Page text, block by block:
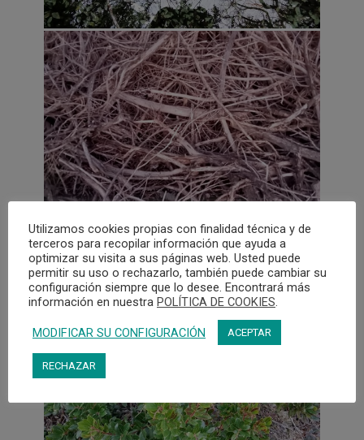
Utilizamos cookies propias con finalidad técnica y de
terceros para recopilar información que ayuda a
optimizar su visita a sus páginas web. Usted puede
permitir su uso o rechazarlo, también puede cambiar su
configuración siempre que lo desee. Encontrará más
información en nuestra POLÍTICA DE COOKIES.
MODIFICAR SU CONFIGURACIÓN ACEPTAR
RECHAZAR